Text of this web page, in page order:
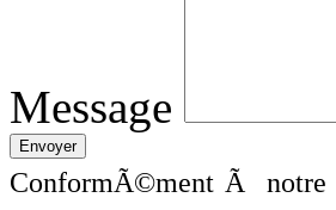
Message
ConformÃ©ment Ã notre